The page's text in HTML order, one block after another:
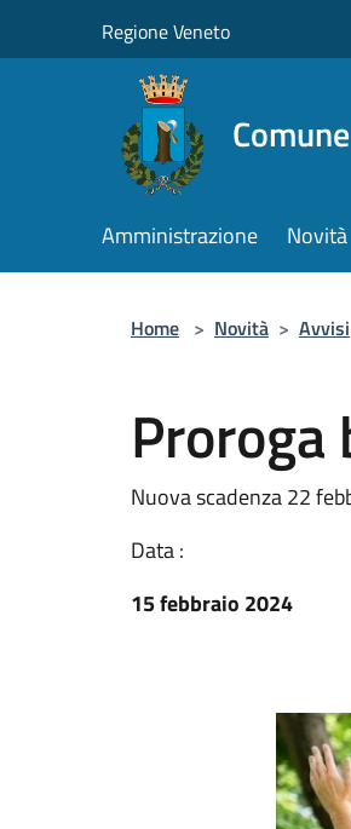
Regione Veneto
Amministrazione Novità
Home > Novità > Avvisi
Proroga
Nuova scadenza 22
Data :
15 febbraio 2024